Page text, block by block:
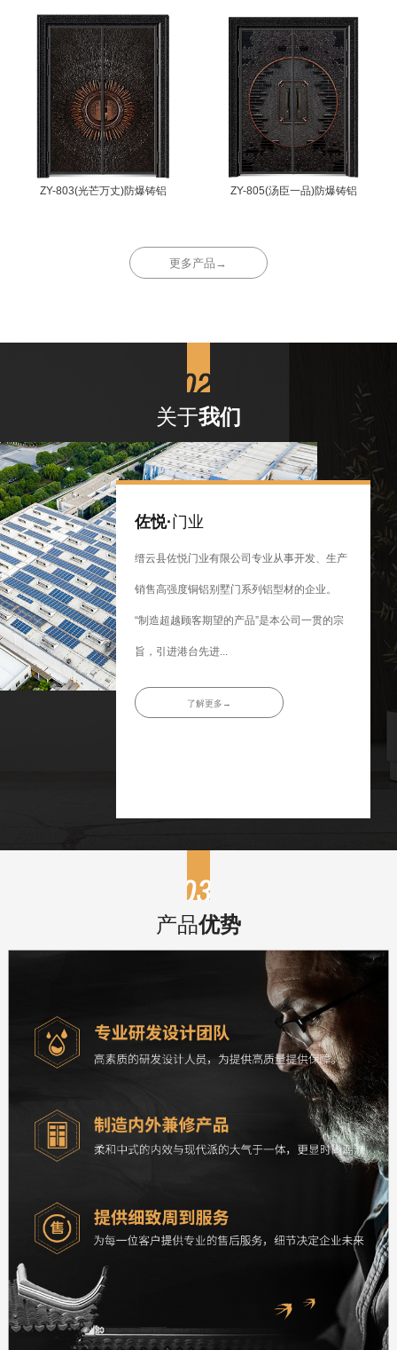
ZY-803(光芒万丈)防爆铸铝 ZY-805(汤臣一品)防爆铸铝
更多产品→
关于我们
佐悦·门业
缙云县佐悦门业有限公司专业从事开发、生产
销售高强度铜铝别墅门系列铝型材的企业。
“制造超越顾客期望的产品”是本公司一贯的宗
旨，引进港台先进...
了解更多→
产品优势